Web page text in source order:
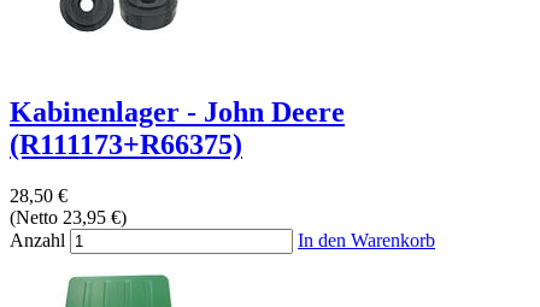
Kabinenlager - John Deere
(R111173+R66375)
28,50 €
(Netto 23,95 €)
Anzahl
In den Warenkorb